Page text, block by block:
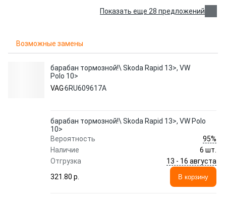
Показать еще 28 предложений
Возможные замены
барабан тормозной!\ Skoda Rapid 13>, VW
Polo 10>
VAG6RU609617A
барабан тормозной!\ Skoda Rapid 13>, VW Polo
10>
Вероятность
95%
Наличие
6 шт.
Отгрузка
13 - 16 августа
321.80 p.
В корзину